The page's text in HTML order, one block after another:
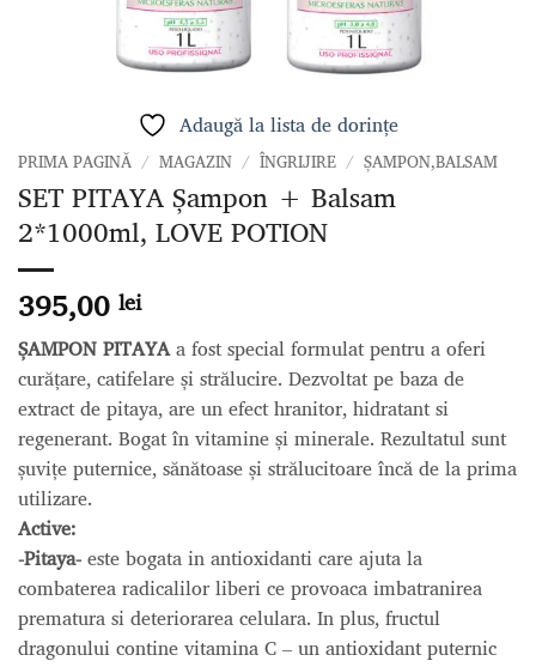
Adaugă la lista de dorințe
PRIMA PAGINĂ / MAGAZIN / ÎNGRIJIRE / ȘAMPON,BALSAM
SET PITAYA Șampon + Balsam
2*1000ml, LOVE POTION
395,00 lei
ȘAMPON PITAYAa fost special formulat pentru a oferi
curățare, catifelare și strălucire. Dezvoltat pe baza de
extract de pitaya, are un efect hranitor, hidratant si
regenerant. Bogat în vitamine și minerale. Rezultatul sunt
șuvițe puternice, sănătoase și strălucitoare încă de la prima
utilizare.
Active:
-Pitaya-este bogata in antioxidanti care ajuta la
combaterea radicalilor liberi ce provoaca imbatranirea
prematura si deteriorarea celulara. In plus, fructul
dragonului contine vitamina C – un antioxidant puternic